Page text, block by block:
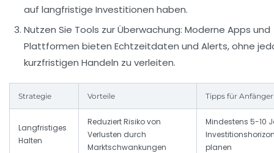
auf langfristige Investitionen haben.
Nutzen Sie Tools zur Überwachung: Moderne Apps und
Plattformen bieten Echtzeitdaten und Alerts, ohne
kurzfristigen Handeln zu verleiten.
Strategie Vorteile Tipps für Anfänger
Langfristiges
Halten
Reduziert Risiko von
Verlusten durch
Marktschwankungen
Mindestens 5-10
planen